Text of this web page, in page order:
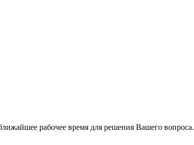
рабочее время для решения Вашего вопроса.